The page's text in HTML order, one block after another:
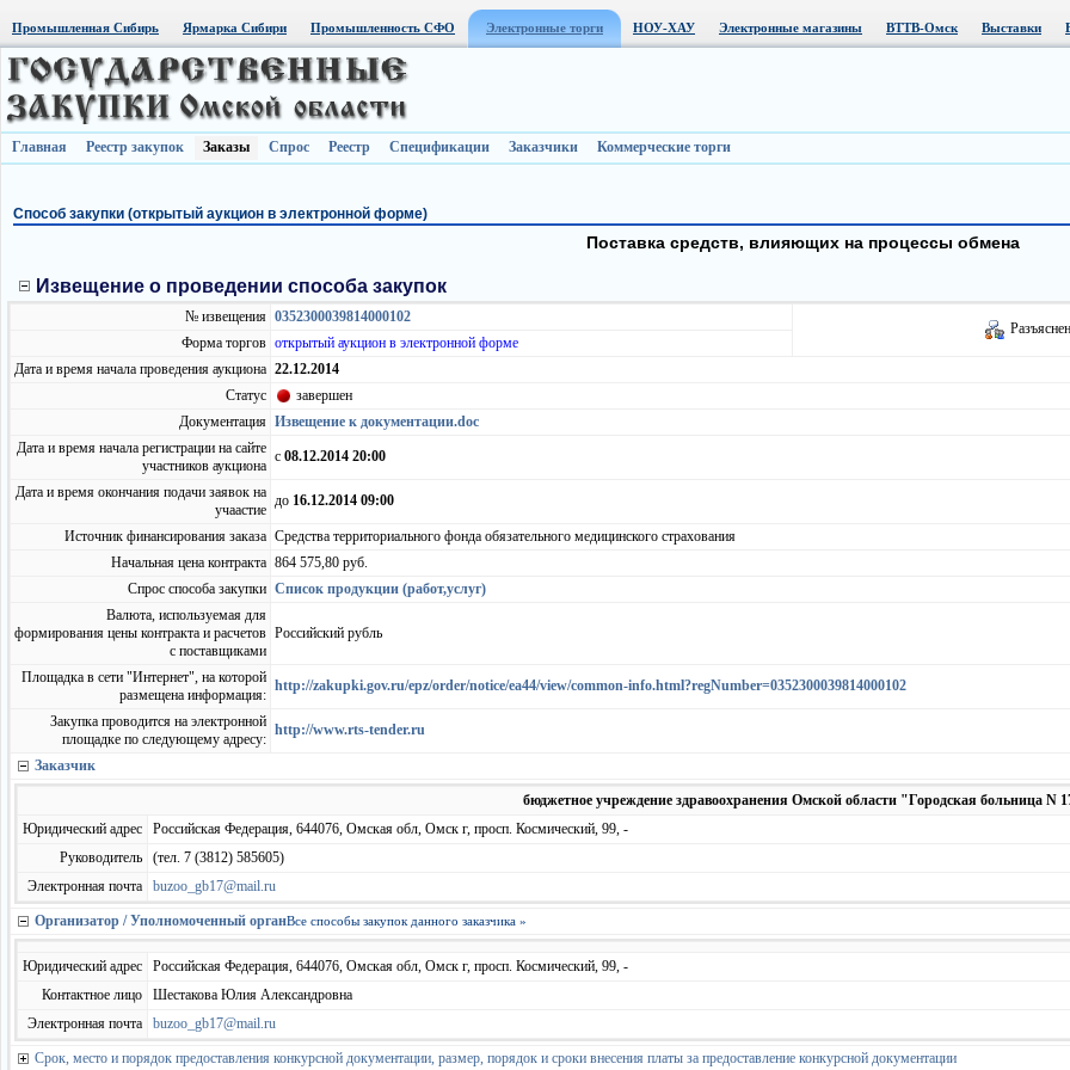
Промышленная Сибирь Ярмарка Сибири Промышленность СФО Электронные торги НОУ-ХАУ Электронные магазины ВТТВ-Омск Выставки
Главная Реестр закупок Заказы Спрос Реестр Спецификации Заказчики Коммерческие торги
Способ закупки (открытый аукцион в электронной форме)
Поставка средств, влияющих на процессы обмена
Извещение о проведении способа закупок
№ извещения 0352300039814000102
Форма торгов открытый аукцион в электронной форме
Дата и время начала проведения аукциона 22.12.2014
Статус
завершен
Документация Извещение к документации.doc
Дата и время начала регистрации на сайте
участников аукциона
с 08.12.2014 20:00
Дата и время окончания подачи заявок на
учаастие
до 16.12.2014 09:00
Источник финансирования заказа Средства территориального фонда обязательного медицинского страхования
Начальная цена контракта 864 575,80 руб.
Спрос способа закупки Список продукции (работ,услуг)
Валюта, используемая для
формирования цены контракта и расчетов
с поставщиками
Российский рубль
Площадка в сети "Интернет", на которой
размещена информация:
http://zakupki.gov.ru/epz/order/notice/ea44/view/common-info.html?regNumber=0352300039814000102
Закупка проводится на электронной
площадке по следующему адресу:
http://www.rts-tender.ru
Заказчик
бюджетное учреждение здравоохранения Омской области "Городская больница N
Юридический адрес
Российская Федерация, 644076, Омская обл, Омск г, просп. Космический, 99, -
Руководитель
(тел. 7 (3812) 585605)
Электронная почта
buzoo_gb17@mail.ru
Организатор / Уполномоченный органВсе способы закупок данного заказчика »
Юридический адрес
Российская Федерация, 644076, Омская обл, Омск г, просп. Космический, 99, -
Контактное лицо
Шестакова Юлия Александровна
Электронная почта
buzoo_gb17@mail.ru
Срок, место и порядок предоставления конкурсной документации, размер, порядок и сроки внесения платы за предоставление конкурсной документации